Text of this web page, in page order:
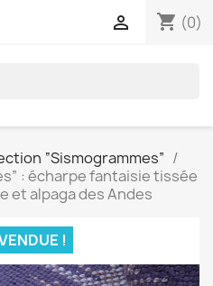
shopping_cart (0)

“Sismogrammes”
: écharpe fantaisie tissée
et alpaga des Andes
!